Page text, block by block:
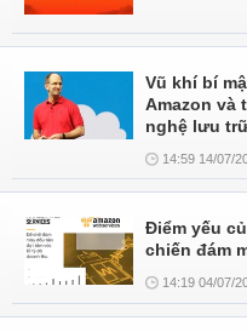
Vũ khí bí
Amazon và
nghệ lưu
14:59 14/07/
Điểm yếu
chiến đám
14:19 04/07/